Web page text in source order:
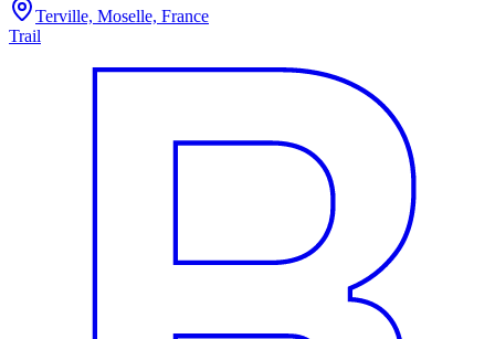
Terville, Moselle, France
Trail